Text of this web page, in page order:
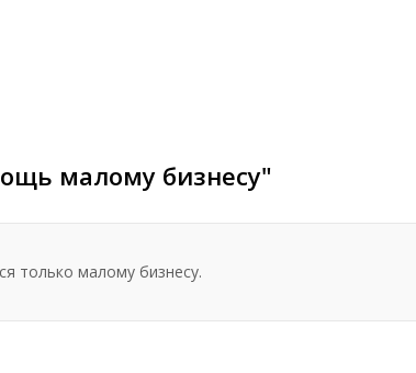
малому бизнесу"
только малому бизнесу.